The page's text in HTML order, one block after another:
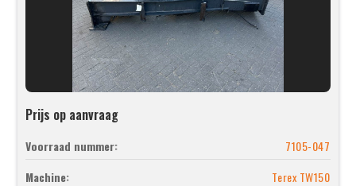
Prijs op aanvraag
Voorraad nummer:
7105-047
Machine:
Terex TW150